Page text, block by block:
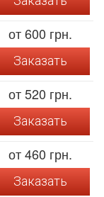
от 600 грн.
Заказать
от 520 грн.
Заказать
от 460 грн.
Заказать